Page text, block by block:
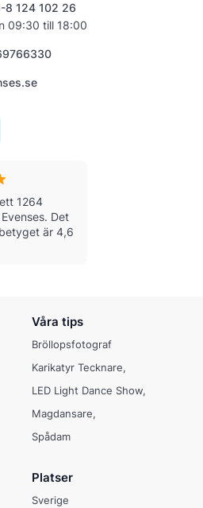
8 124 102 26
09:30 till 18:00
1264
Det
är 4,6
Våra tips
Bröllopsfotograf
Karikatyr Tecknare
LED Light Dance Show
Magdansare
Spådam
Platser
Sverige